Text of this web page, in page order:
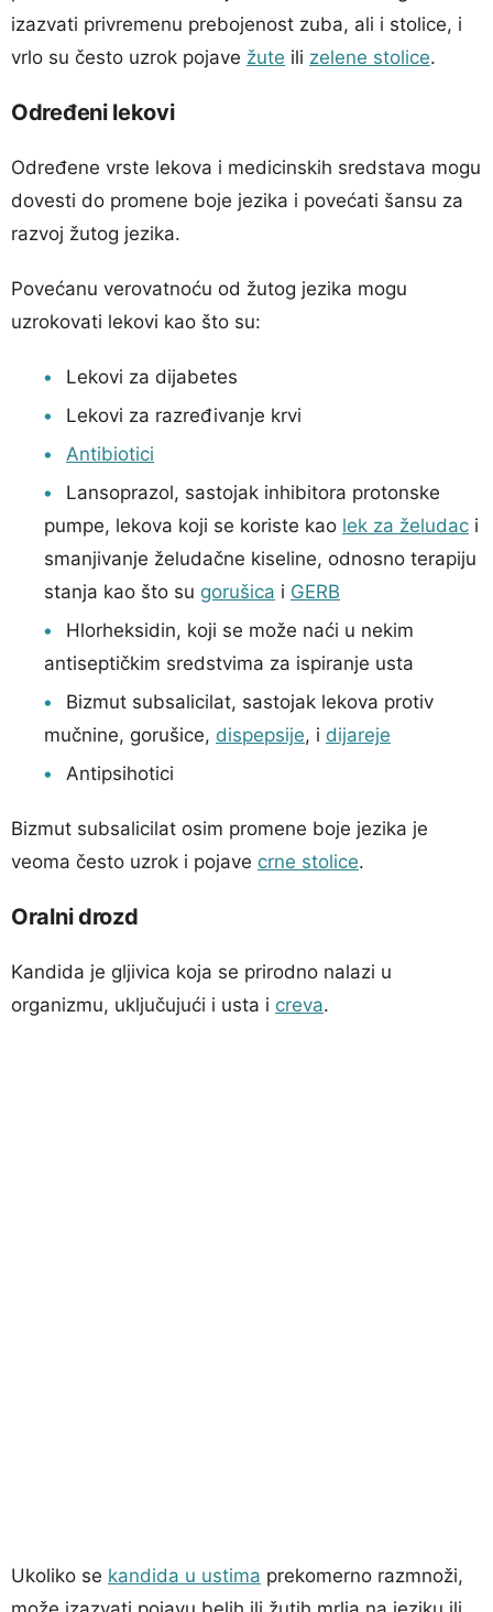
izazvati privremenu prebojenost zuba, ali i stolice, i
vrlo su često uzrok pojave žute ili zelene stolice.
Određeni lekovi
Određene vrste lekova i medicinskih sredstava mogu
dovesti do promene boje jezika i povećati šansu za
razvoj žutog jezika.
Povećanu verovatnoću od žutog jezika mogu
uzrokovati lekovi kao što su:
Lekovi za dijabetes
Lekovi za razređivanje krvi
Antibiotici
Lansoprazol, sastojak inhibitora protonske
pumpe, lekova koji se koriste kao lek za želudac i
smanjivanje želudačne kiseline, odnosno terapiju
stanja kao što su gorušica i GERB
Hlorheksidin, koji se može naći u nekim
antiseptičkim sredstvima za ispiranje usta
Bizmut subsalicilat, sastojak lekova protiv
mučnine, gorušice, dispepsije, i dijareje
Antipsihotici
Bizmut subsalicilat osim promene boje jezika je
veoma često uzrok i pojave crne stolice.
Oralni drozd
Kandida je gljivica koja se prirodno nalazi u
organizmu, uključujući i usta i creva.
Ukoliko se kandida u ustima prekomerno razmnoži,